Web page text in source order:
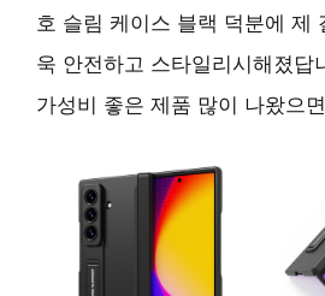
호 슬림 케이스 블랙 덕분에 제
욱 안전하고 스타일리시해졌답
가성비 좋은 제품 많이 나왔으